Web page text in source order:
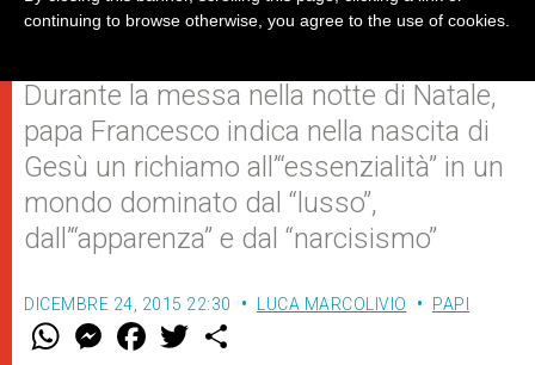
Durante la messa nella notte di Natale,
papa Francesco indica nella nascita di
Gesù un richiamo all’“essenzialità” in un
mondo dominato dal “lusso”,
dall’“apparenza” e dal “narcisismo”
DICEMBRE 24, 2015 22:30 LUCA MARCOLIVIO PAPI
W M
e
F
a w
continuing to browse otherwise, you agree to the use of cookies.